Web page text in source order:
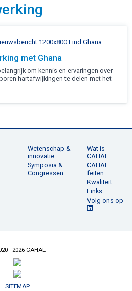
met Ghana
om kennis en ervaringen over
hartafwijkingen te delen met het
Wetenschap &
innovatie
Symposia &
Congressen
Wat is
CAHAL
CAHAL
feiten
Kwaliteit
Links
Volg ons op
- 2026 CAHAL
SITEMAP